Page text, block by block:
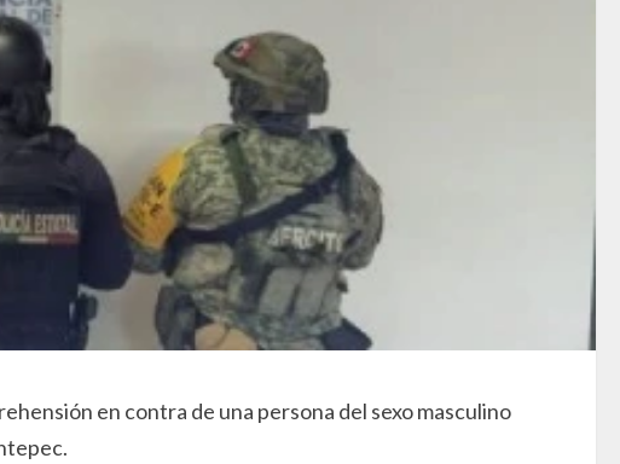
en contra de una persona del sexo masculino